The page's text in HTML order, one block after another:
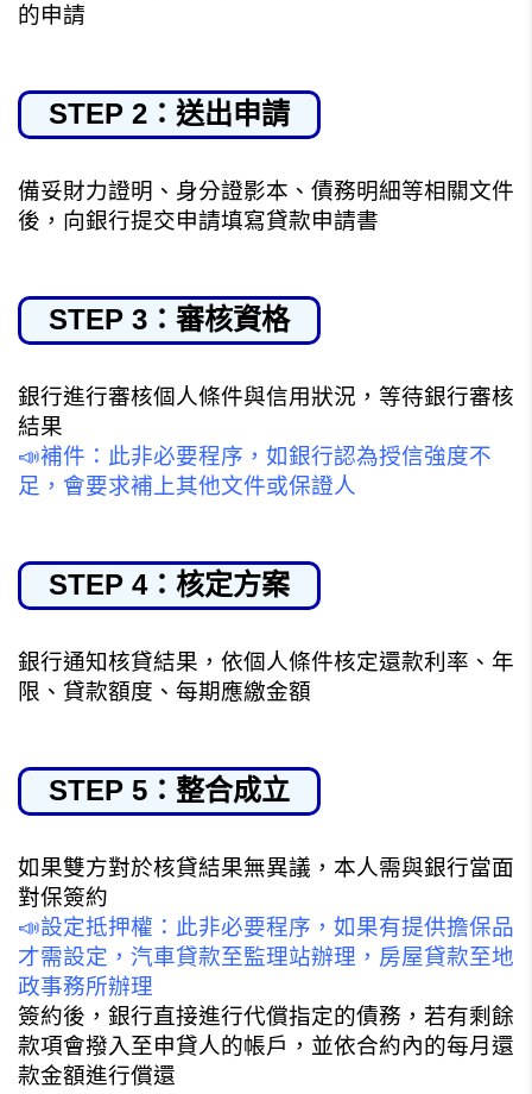
的申請
STEP 2：送出申請
備妥財力證明、身分證影本、債務明細等相關文件
後，向銀行提交申請填寫貸款申請書
STEP 3：審核資格
銀行進行審核個人條件與信用狀況，等待銀行審核
結果
📣補件：此非必要程序，如銀行認為授信強度不
足，會要求補上其他文件或保證人
STEP 4：核定方案
銀行通知核貸結果，依個人條件核定還款利率、年
限、貸款額度、每期應繳金額
STEP 5：整合成立
如果雙方對於核貸結果無異議，本人需與銀行當面
對保簽約
📣設定抵押權：此非必要程序，如果有提供擔保品
才需設定，汽車貸款至監理站辦理，房屋貸款至地
政事務所辦理
簽約後，銀行直接進行代償指定的債務，若有剩餘
款項會撥入至申貸人的帳戶，並依合約內的每月還
款金額進行償還